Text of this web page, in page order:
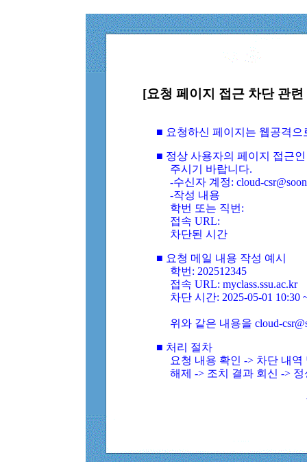
[요청 페이지 접근 차단 관
■ 요청하신 페이지는 웹공격
■ 정상 사용자의 페이지 접근
주시기 바랍니다.
-수신자 계정: cloud-
-작성 내용
학번 또는 직번:
접속 URL:
차단된 시간
■ 요청 메일 내용 작성 예시
학번: 202512345
접속 URL: myclass.ssu.ac.kr
차단 시간: 2025-05-01 10:30
위와 같은 내용을 cloud-
■ 처리 절차
요청 내용 확인 -> 차단 내
해제 -> 조치 결과 회신 ->